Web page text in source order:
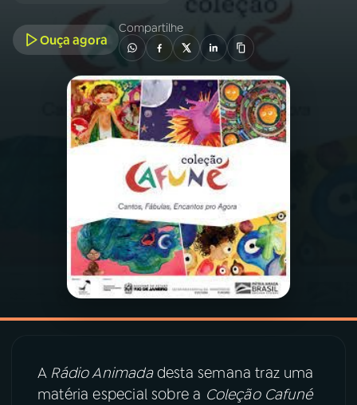
INÍCIO
PROGRAMAÇÃO
PROGRAMAS
PODCASTS
VIDEOCASTS
07ÚLTIMAS
08PRÊMIO RÁDIO MEC
Ouça agora
Compartilhe
A Rádio Animadadesta semana traz uma
matéria especial sobre a Coleção Cafuné